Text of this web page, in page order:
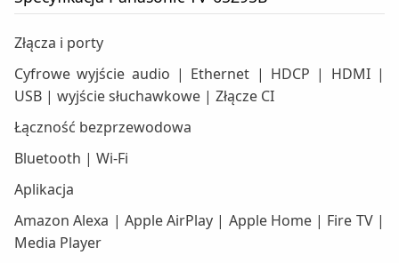
Złącza i porty
Cyfrowe wyjście audio | Ethernet | HDCP | HDMI |
USB | wyjście słuchawkowe | Złącze CI
Łączność bezprzewodowa
Bluetooth | Wi-Fi
Aplikacja
Amazon Alexa | Apple AirPlay | Apple Home | Fire TV |
Media Player